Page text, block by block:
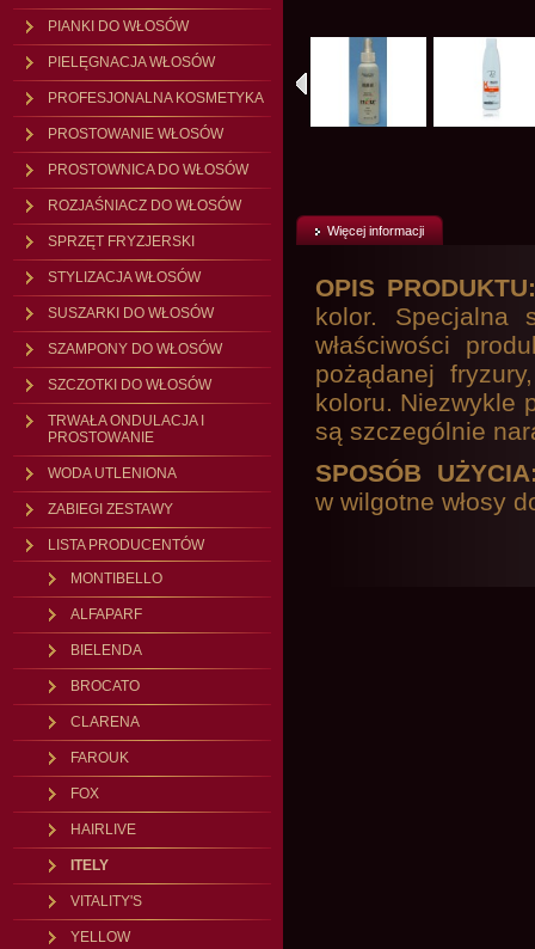
PIANKI DO WŁOSÓW
PIELĘGNACJA WŁOSÓW
PROFESJONALNA KOSMETYKA
PROSTOWANIE WŁOSÓW
PROSTOWNICA DO WŁOSÓW
ROZJAŚNIACZ DO WŁOSÓW
SPRZĘT FRYZJERSKI
STYLIZACJA WŁOSÓW
SUSZARKI DO WŁOSÓW
SZAMPONY DO WŁOSÓW
SZCZOTKI DO WŁOSÓW
TRWAŁA ONDULACJA I
PROSTOWANIE
WODA UTLENIONA
ZABIEGI ZESTAWY
LISTA PRODUCENTÓW
MONTIBELLO
ALFAPARF
BIELENDA
BROCATO
CLARENA
FAROUK
FOX
HAIRLIVE
ITELY
VITALITY'S
YELLOW
Więcej informacji
OPIS
kolor. Specjalna
właściwości
pożądanej
koloru. Niezwykle
są szczególnie
SPOSÓB
w wilgotne włosy